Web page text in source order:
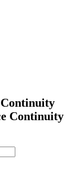
Continuity
Continuity